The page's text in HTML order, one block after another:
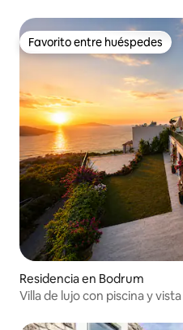
Favorito entre huéspedes
Favorito entre huéspedes
Residencia en Bodrum
Villa de lujo con piscina y